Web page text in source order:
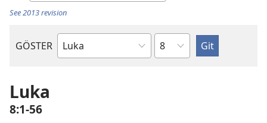
See 2013 revision
GÖSTER
Kutsal
Bölüm
Luka
8:1-56